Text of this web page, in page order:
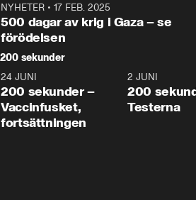
NYHETER • 17 FEB. 2025
500 dagar av krig i Gaza – se
förödelsen
200 sekunder
5:00
24 JUNI
200 sekunder –
Vaccinfusket,
fortsättningen
2 JUNI
200
Testerna